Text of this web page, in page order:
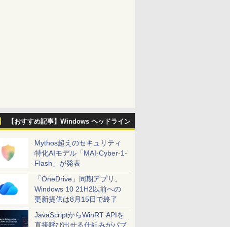
【おすすめ記事】Windows ヘッドライン
Mythos超えのセキュリティ
特化AIモデル「MAI-Cyber-1-
Flash」が発表
「OneDrive」同期アプリ、
Windows 10 21H2以前への
更新提供は8月15日で終了
JavaScriptからWinRT APIを
直接呼び出せる仕組みがパブ